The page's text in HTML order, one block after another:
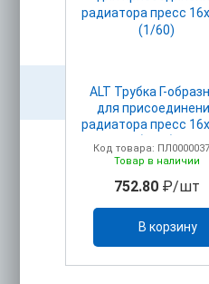
ALT Трубка Г-
для
радиатора пресс
Код товара:
Товар в наличии
752.80₽/шт
В корзину